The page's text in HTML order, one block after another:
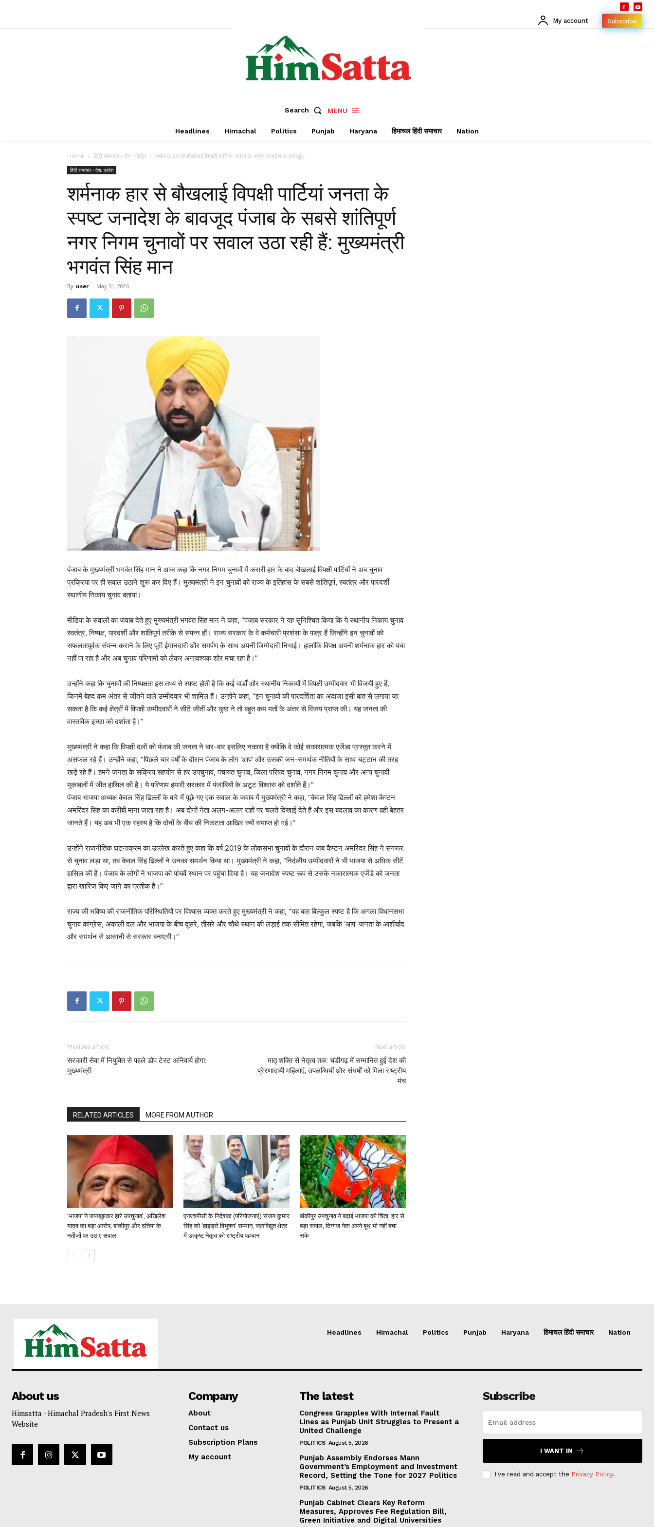
SUBSCRIBE NOW
Company
About
Contact us
Subscription Plans
My account Subscribe
Search MENU
Headlines Himachal Politics Punjab Haryana हिमाचल हिंदी समाचार Nation
Home हिंदी समाचार - देश, प्रदेश शर्मनाक हार से बौखलाई विपक्षी पार्टियां जनता के स्पष्ट जनादेश के बावजूद...
हिंदी समाचार - देश, प्रदेश
शर्मनाक हार से बौखलाई विपक्षी पार्टियां जनता के
स्पष्ट जनादेश के बावजूद पंजाब के सबसे शांतिपूर्ण
नगर निगम चुनावों पर सवाल उठा रही हैं: मुख्यमंत्री
भगवंत सिंह मान
By user - May 31, 2026
पंजाब के मुख्यमंत्री भगवंत सिंह मान ने आज कहा कि नगर निगम चुनावों में करारी हार के बाद बौखलाई विपक्षी पार्टियों ने अब चुनाव
प्रक्रिया पर ही सवाल उठाने शुरू कर दिए हैं। मुख्यमंत्री ने इन चुनावों को राज्य के इतिहास के सबसे शांतिपूर्ण, स्वतंत्र और पारदर्शी
स्थानीय निकाय चुनाव बताया।
मीडिया के सवालों का जवाब देते हुए मुख्यमंत्री भगवंत सिंह मान ने कहा, “पंजाब सरकार ने यह सुनिश्चित किया कि ये स्थानीय निकाय चुनाव
स्वतंत्र, निष्पक्ष, पारदर्शी और शांतिपूर्ण तरीके से संपन्न हों। राज्य सरकार के वे कर्मचारी प्रशंसा के पात्र हैं जिन्होंने इन चुनावों को
सफलतापूर्वक संपन्न कराने के लिए पूरी ईमानदारी और समर्पण के साथ अपनी जिम्मेदारी निभाई। हालांकि विपक्ष अपनी शर्मनाक हार को पचा
नहीं पा रहा है और अब चुनाव परिणामों को लेकर अनावश्यक शोर मचा रहा है।”
उन्होंने कहा कि चुनावों की निष्पक्षता इस तथ्य से स्पष्ट होती है कि कई वार्डों और स्थानीय निकायों में विपक्षी उम्मीदवार भी विजयी हुए हैं,
जिनमें बेहद कम अंतर से जीतने वाले उम्मीदवार भी शामिल हैं। उन्होंने कहा, “इन चुनावों की पारदर्शिता का अंदाजा इसी बात से लगाया जा
सकता है कि कई क्षेत्रों में विपक्षी उम्मीदवारों ने सीटें जीतीं और कुछ ने तो बहुत कम मतों के अंतर से विजय प्राप्त की। यह जनता की
वास्तविक इच्छा को दर्शाता है।”
मुख्यमंत्री ने कहा कि विपक्षी दलों को पंजाब की जनता ने बार-बार इसलिए नकारा है क्योंकि वे कोई सकारात्मक एजेंडा प्रस्तुत करने में
असफल रहे हैं। उन्होंने कहा, “पिछले चार वर्षों के दौरान पंजाब के लोग ‘आप’ और उसकी जन-समर्थक नीतियों के साथ चट्टान की तरह
खड़े रहे हैं। हमने जनता के सक्रिय सहयोग से हर उपचुनाव, पंचायत चुनाव, जिला परिषद चुनाव, नगर निगम चुनाव और अन्य चुनावी
मुकाबलों में जीत हासिल की है। ये परिणाम हमारी सरकार में पंजाबियों के अटूट विश्वास को दर्शाते हैं।”
पंजाब भाजपा अध्यक्ष केवल सिंह ढिल्लों के बारे में पूछे गए एक सवाल के जवाब में मुख्यमंत्री ने कहा, “केवल सिंह ढिल्लों को हमेशा कैप्टन
अमरिंदर सिंह का करीबी माना जाता रहा है। अब दोनों नेता अलग-अलग राहों पर चलते दिखाई देते हैं और इस बदलाव का कारण वही बेहतर
जानते हैं। यह अब भी एक रहस्य है कि दोनों के बीच की निकटता आखिर क्यों समाप्त हो गई।”
उन्होंने राजनीतिक घटनाक्रम का उल्लेख करते हुए कहा कि वर्ष 2019 के लोकसभा चुनावों के दौरान जब कैप्टन अमरिंदर सिंह ने संगरूर
से चुनाव लड़ा था, तब केवल सिंह ढिल्लों ने उनका समर्थन किया था। मुख्यमंत्री ने कहा, “निर्दलीय उम्मीदवारों ने भी भाजपा से अधिक सीटें
हासिल की हैं। पंजाब के लोगों ने भाजपा को पांचवें स्थान पर पहुंचा दिया है। यह जनादेश स्पष्ट रूप से उसके नकारात्मक एजेंडे को जनता
द्वारा खारिज किए जाने का प्रतीक है।”
राज्य की भविष्य की राजनीतिक परिस्थितियों पर विश्वास व्यक्त करते हुए मुख्यमंत्री ने कहा, “यह बात बिल्कुल स्पष्ट है कि अगला विधानसभा
चुनाव कांग्रेस, अकाली दल और भाजपा के बीच दूसरे, तीसरे और चौथे स्थान की लड़ाई तक सीमित रहेगा, जबकि ‘आप’ जनता के आशीर्वाद
और समर्थन से आसानी से सरकार बनाएगी।”
Previous article
सरकारी सेवा में नियुक्ति से पहले डोप टेस्ट अनिवार्य होगा:
मुख्यमंत्री
Next article
मातृ शक्ति से नेतृत्व तक: चंडीगढ़ में सम्मानित हुईं देश की
प्रेरणादायी महिलाएं, उपलब्धियों और संघर्षों को मिला राष्ट्रीय
मंच
RELATED ARTICLES MORE FROM AUTHOR
‘भाजपा ने जानबूझकर हारे उपचुनाव’, अखिलेश
यादव का बड़ा आरोप; बांकीपुर और दतिया के
नतीजों पर उठाए सवाल
एनएचपीसी के निदेशक (परियोजनाएं) संजय कुमार
सिंह को ‘हाइड्रो विभूषण’ सम्मान, जलविद्युत क्षेत्र
में उत्कृष्ट नेतृत्व को राष्ट्रीय पहचान
बांकीपुर उपचुनाव ने बढ़ाई भाजपा की चिंता: हार से
बड़ा सवाल, दिग्गज नेता अपने बूथ भी नहीं बचा
सके
Headlines Himachal Politics Punjab Haryana हिमाचल हिंदी समाचार Nation
About us
Himsatta - Himachal Pradesh's First News
Website
Company
About
Contact us
Subscription Plans
My account
The latest
Congress Grapples With Internal Fault
Lines as Punjab Unit Struggles to Present a
United Challenge
POLITICS August 5, 2026
Punjab Assembly Endorses Mann
Government’s Employment and Investment
Record, Setting the Tone for 2027 Politics
POLITICS August 5, 2026
Punjab Cabinet Clears Key Reform
Measures, Approves Fee Regulation Bill,
Green Initiative and Digital Universities
Subscribe
I WANT IN
I've read and accept the Privacy Policy.